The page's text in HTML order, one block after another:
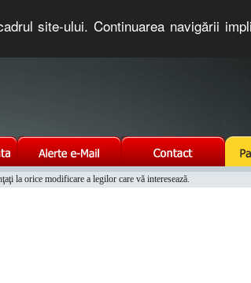
site-ului. Continuarea navigării
la orice modificare a legilor care vă interesează.